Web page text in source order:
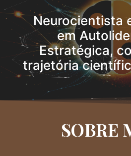
Neurocientista
em
Estratégica,
trajetória
SOBRE